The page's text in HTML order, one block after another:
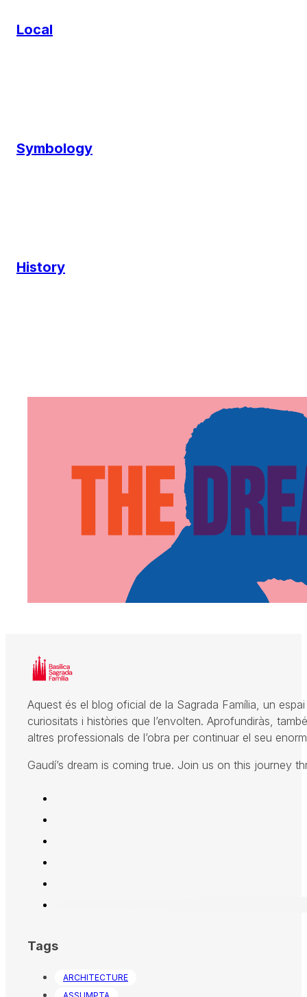
Local
Symbology
History
Aquest és el blog oficial de la Sagrada Família, un
curiositats i històries que l’envolten. Aprofundiràs,
altres professionals de l’obra per continuar el seu
Gaudí’s dream is coming true. Join us on this journey
Tags
ARCHITECTURE